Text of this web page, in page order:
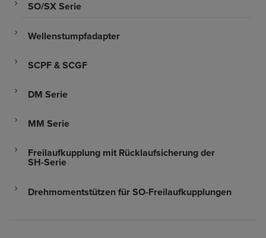
SO/SX Serie
Wellenstumpfadapter
SCPF & SCGF
DM Serie
MM Serie
Freilaufkupplung mit Rücklaufsicherung der
SH-Serie
Drehmomentstützen für SO-Freilaufkupplungen